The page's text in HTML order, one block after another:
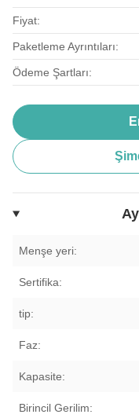
Fiyat:
Paketleme Ayrıntıları:
Ödeme Şartları:
Menşe yeri:
Sertifika:
tip:
Faz:
Kapasite:
Birincil Gerilim: